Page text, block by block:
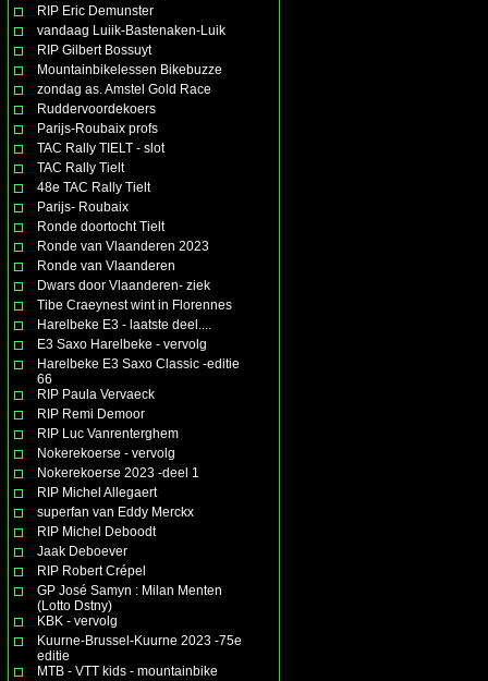
RIP Eric Demunster
vandaag Luiik-Bastenaken-Luik
RIP Gilbert Bossuyt
Mountainbikelessen Bikebuzze
zondag as. Amstel Gold Race
Ruddervoordekoers
Parijs-Roubaix profs
TAC Rally TIELT - slot
TAC Rally Tielt
48e TAC Rally Tielt
Parijs- Roubaix
Ronde doortocht Tielt
Ronde van Vlaanderen 2023
Ronde van Vlaanderen
Dwars door Vlaanderen- ziek
Tibe Craeynest wint in Florennes
Harelbeke E3 - laatste deel....
E3 Saxo Harelbeke - vervolg
Harelbeke E3 Saxo Classic -editie
66
RIP Paula Vervaeck
RIP Remi Demoor
RIP Luc Vanrenterghem
Nokerekoerse - vervolg
Nokerekoerse 2023 -deel 1
RIP Michel Allegaert
superfan van Eddy Merckx
RIP Michel Deboodt
Jaak Deboever
RIP Robert Crépel
GP José Samyn : Milan Menten
(Lotto Dstny)
KBK - vervolg
Kuurne-Brussel-Kuurne 2023 -75e
editie
MTB - VTT kids - mountainbike